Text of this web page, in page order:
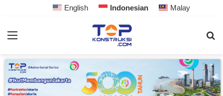
English Indonesian Malay